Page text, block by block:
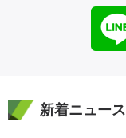
新着ニュース